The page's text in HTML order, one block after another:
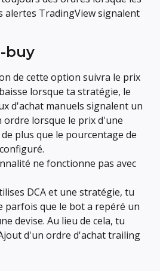
alertes TradingView signalent
buy
de cette option suivra le prix
lorsque ta stratégie, le
d'achat manuels signalent un
ordre lorsque le prix d'une
plus que le pourcentage de
ne fonctionne pas avec
DCA et une stratégie, tu
parfois que le bot a repéré un
devise. Au lieu de cela, tu
d'un ordre d'achat trailing